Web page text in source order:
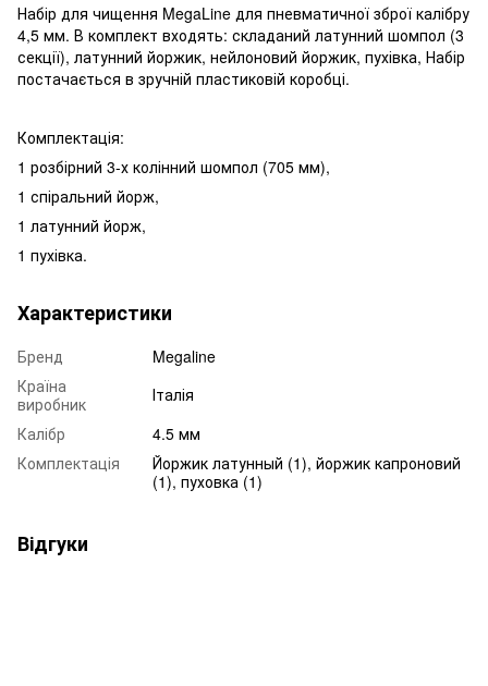
Набір для чищення MegaLine для пневматичної зброї калібру
4,5 мм. В комплект входять: складаний латунний шомпол (3
секції), латунний йоржик, нейлоновий йоржик, пухівка, Набір
постачається в зручній пластиковій коробці.
Комплектація:
1 розбірний 3-х колінний шомпол (705 мм),
1 спіральний йорж,
1 латунний йорж,
1 пухівка.
Характеристики
Бренд
Megaline
Країна
виробник
Італія
Калібр
4.5 мм
Комплектація
Йоржик латунный (1), йоржик капроновий
(1), пуховка (1)
Відгуки